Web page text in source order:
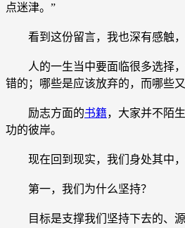
点迷津。”
看到这份留言，我也深有感触，
人的一生当中要面临很多选择，
错的；哪些是应该放弃的，而哪些
励志方面的书籍，大家并不陌
功的彼岸。
现在回到现实，我们身处其中，
第一，我们为什么坚持？
目标是支撑我们坚持下去的、源